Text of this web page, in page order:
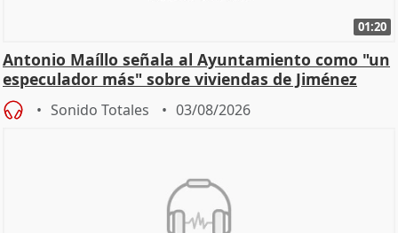
01:20
Antonio Maíllo señala al Ayuntamiento como "un
especulador más" sobre viviendas de Jiménez
Becerril
Sonido Totales 03/08/2026